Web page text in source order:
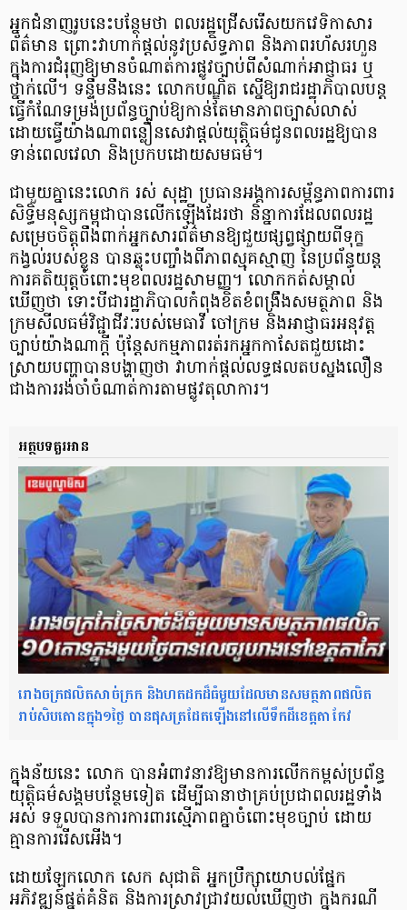
អ្នកជំនាញរូបនេះបន្ថែមថា ពលរដ្ឋជ្រើសរើសយកវេទិកាសារ
ព័ត៌មាន ព្រោះវាហាក់ផ្ដល់នូវប្រសិទ្ធភាព និងភាពរហ័សរហួន
ក្នុងការជំរុញឱ្យមានចំណាត់ការផ្លូវច្បាប់ពីសំណាក់អាជ្ញាធរ ឬ
ថ្នាក់លើ។ ទន្ទឹមនឹងនេះ លោកបណ្ឌិត ស្នើឱ្យរាជរដ្ឋាភិបាលបន្ត
ធ្វើកំណែទម្រង់ប្រព័ន្ធច្បាប់ឱ្យកាន់តែមានភាពច្បាស់លាស់
ដោយធ្វើយ៉ាងណាពន្លឿនសេវាផ្តល់យុត្តិធម៌ជូនពលរដ្ឋឱ្យបាន
ទាន់ពេលវេលា និងប្រកបដោយសមធម៌។
ជាមួយគ្នានេះលោក រស់ សុដ្ឋា ប្រធានអង្គការសម្ព័ន្ធភាពការពារ
សិទ្ធិមនុស្សកម្ពុជាបានលើកឡើងដែរថា និន្នាការដែលពលរដ្ឋ
សម្រេចចិត្តពឹងពាក់អ្នកសារព័ត៌មានឱ្យជួយផ្សព្វផ្សាយពីទុក្ខ
កង្វល់របស់ខ្លួន បានឆ្លុះបញ្ចាំងពីភាពស្មុគស្មាញ នៃប្រព័ន្ធយន្ត
ការគតិយុត្តចំពោះមុខពលរដ្ឋសាមញ្ញ។ លោកកត់សម្គាល់
ឃើញថា ទោះបីជារដ្ឋាភិបាលកំពុងខិតខំពង្រឹងសមត្ថភាព និង
ក្រមសីលធម៌វិជ្ជាជីវៈរបស់មេធាវី ចៅក្រម និងអាជ្ញាធរអនុវត្ត
ច្បាប់យ៉ាងណាក្តី ប៉ុន្តែសកម្មភាពរត់រកអ្នកកាសែតជួយដោះ
ស្រាយបញ្ហាបានបង្ហាញថា វាហាក់ផ្ដល់លទ្ធផលតបស្នងលឿន
ជាងការរង់ចាំចំណាត់ការតាមផ្លូវតុលាការ។
អត្ថបទគួរអាន
រោងចក្រផលិតសាច់ក្រក និងហតដកដ៏ធំមួយដែលមានសមត្ថភាពផលិត
រាប់សិបតោនក្នុង១ថ្ងៃ បានផុសត្រដែតឡើងនៅលើទឹកដីខេត្តតាកែវ
ក្នុងន័យនេះ លោក បានអំពាវនាវឱ្យមានការលើកកម្ពស់ប្រព័ន្ធ
យុត្តិធម៌សង្គមបន្ថែមទៀត ដើម្បីធានាថាគ្រប់ប្រជាពលរដ្ឋទាំង
អស់ ទទួលបានការការពារស្មើភាពគ្នាចំពោះមុខច្បាប់ ដោយ
គ្មានការរើសអើង។
ដោយឡែកលោក សេក សុជាតិ អ្នកប្រឹក្សាយោបល់ផ្នែក
អភិវឌ្ឍន៍ផ្នត់គំនិត និងការស្រាវជ្រាវយល់ឃើញថា ក្នុងករណី